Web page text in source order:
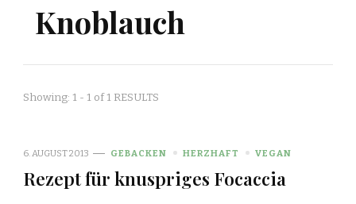
Knoblauch
Showing: 1 - 1 of 1 RESULTS
6. AUGUST 2013 GEBACKEN HERZHAFT VEGAN
Rezept für knuspriges Focaccia